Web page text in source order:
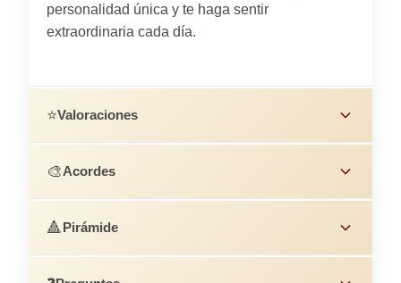
personalidad única y te haga sentir
extraordinaria cada día.
⭐Valoraciones
🎨Acordes
🔺Pirámide